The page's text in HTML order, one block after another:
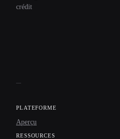
crédit
PLATEFORME
Aperçu
RESSOURCES